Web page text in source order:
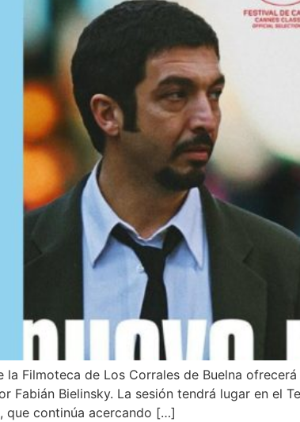
la Filmoteca de Los Corrales de Buelna
Fabián Bielinsky. La sesión tendrá lugar en el
que continúa acercando […]